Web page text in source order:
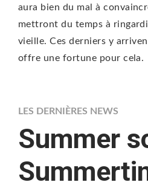
aura bien du mal à
mettront du temps à
vieille. Ces derniers y
offre une fortune pour cela.
LES DERNIÈRES NEWS
Summer